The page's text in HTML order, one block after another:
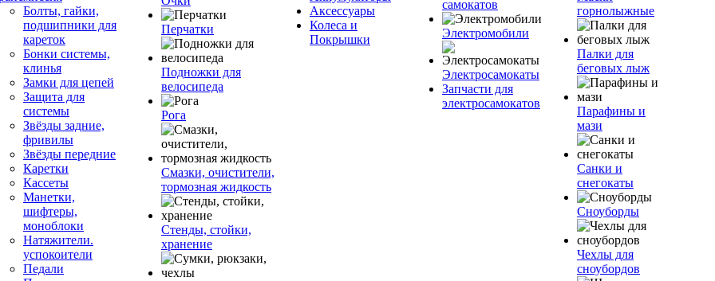
Болты, гайки,
подшипники для
кареток
Бонки системы,
клинья
Замки для цепей
Защита для
системы
Звёзды задние,
фривилы
Звёзды передние
Каретки
Кассеты
Манетки,
шифтеры,
моноблоки
Натяжители.
успокоители
Педали
Перчатки
Подножки для
велосипеда
Рога
Смазки, очистители,
тормозная жидкость
Стенды, стойки,
хранение
Аксессуары
Колеса и
Покрышки
самокатов
Электромобили
Электросамокаты
Запчасти для
электросамокатов
горнолыжные
Палки для
беговых лыж
Парафины и
мази
Санки и
снегокаты
Сноуборды
Чехлы для
сноубордов